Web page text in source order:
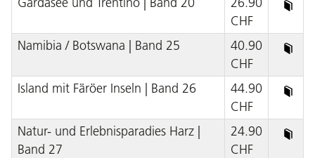
CHF
Namibia / Botswana | Band 25
40.90
CHF
Island mit Färöer Inseln | Band 26
44.90
CHF
Natur- und Erlebnisparadies Harz |
Band 27
24.90
CHF